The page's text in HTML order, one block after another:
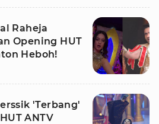
Raheja
Opening HUT
Heboh!
'Terbang'
ANTV